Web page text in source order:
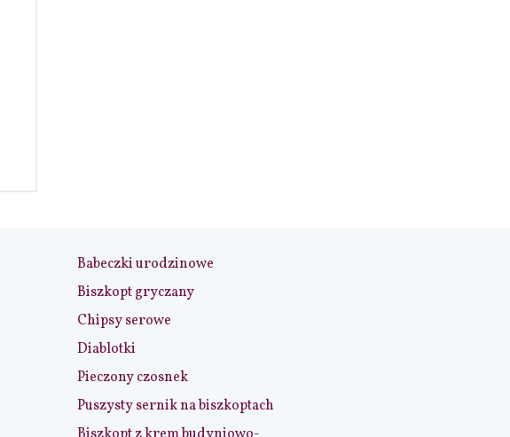
Babeczki urodzinowe
Biszkopt gryczany
Chipsy serowe
Diablotki
Pieczony czosnek
Puszysty sernik na biszkoptach